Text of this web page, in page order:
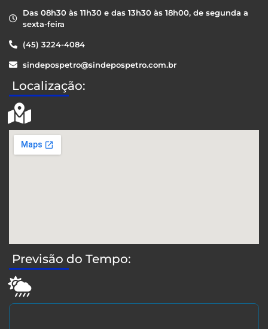
Das 08h30 às 11h30 e das 13h30 às 18h00, de segunda a
sexta-feira
(45) 3224-4084
sindepospetro@sindepospetro.com.br
Localização:
Previsão do Tempo: